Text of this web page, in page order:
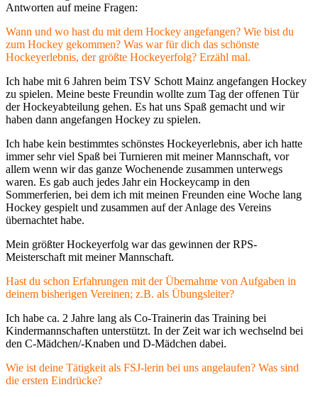
Antworten auf meine Fragen:
Wann und wo hast du mit dem Hockey angefangen? Wie bist du
zum Hockey gekommen? Was war für dich das schönste
Hockeyerlebnis, der größte Hockeyerfolg? Erzähl mal.
Ich habe mit 6 Jahren beim TSV Schott Mainz angefangen Hockey
zu spielen. Meine beste Freundin wollte zum Tag der offenen Tür
der Hockeyabteilung gehen. Es hat uns Spaß gemacht und wir
haben dann angefangen Hockey zu spielen.
Ich habe kein bestimmtes schönstes Hockeyerlebnis, aber ich hatte
immer sehr viel Spaß bei Turnieren mit meiner Mannschaft, vor
allem wenn wir das ganze Wochenende zusammen unterwegs
waren. Es gab auch jedes Jahr ein Hockeycamp in den
Sommerferien, bei dem ich mit meinen Freunden eine Woche lang
Hockey gespielt und zusammen auf der Anlage des Vereins
übernachtet habe.
Mein größter Hockeyerfolg war das gewinnen der RPS-
Meisterschaft mit meiner Mannschaft.
Hast du schon Erfahrungen mit der Übernahme von Aufgaben in
deinem bisherigen Vereinen; z.B. als Übungsleiter?
Ich habe ca. 2 Jahre lang als Co-Trainerin das Training bei
Kindermannschaften unterstützt. In der Zeit war ich wechselnd bei
den C-Mädchen/-Knaben und D-Mädchen dabei.
Wie ist deine Tätigkeit als FSJ-lerin bei uns angelaufen? Was sind
die ersten Eindrücke?